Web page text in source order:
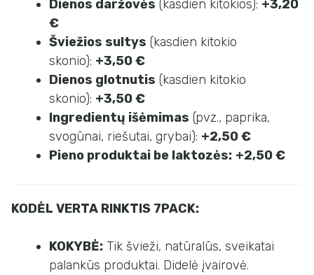
Dienos daržovės (kasdien kitokios): +3,20
€
Šviežios sultys (kasdien kitokio
skonio): +3,50 €
Dienos glotnutis (kasdien kitokio
skonio): +3,50 €
Ingredientų išėmimas (pvz., paprika,
svogūnai, riešutai, grybai): +2,50 €
Pieno produktai be laktozės: +2,50 €
KODĖL VERTA RINKTIS 7PACK:
KOKYBĖ: Tik švieži, natūralūs, sveikatai
palankūs produktai. Didelė įvairovė.